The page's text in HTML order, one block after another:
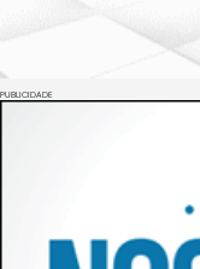
PUBLICIDADE